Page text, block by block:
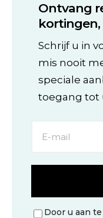
Ontvang
kortingen,
Schrijf u in
mis nooit
speciale
toegang tot
Door u aan